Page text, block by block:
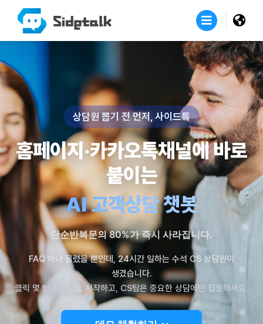
상담원 뽑기 전 먼저, 사이드톡
홈페이지·카카오톡채널에 바로
붙이는
AI 고객상담 챗봇
단순반복문의 80%가 즉시 사라집니다.
FAQ 하나 올렸을 뿐인데, 24시간 일하는 수석 CS 상담원이
생겼습니다.
클릭 몇 번으로 오늘 시작하고, CS팀은 중요한 상담에만 집중하세요.